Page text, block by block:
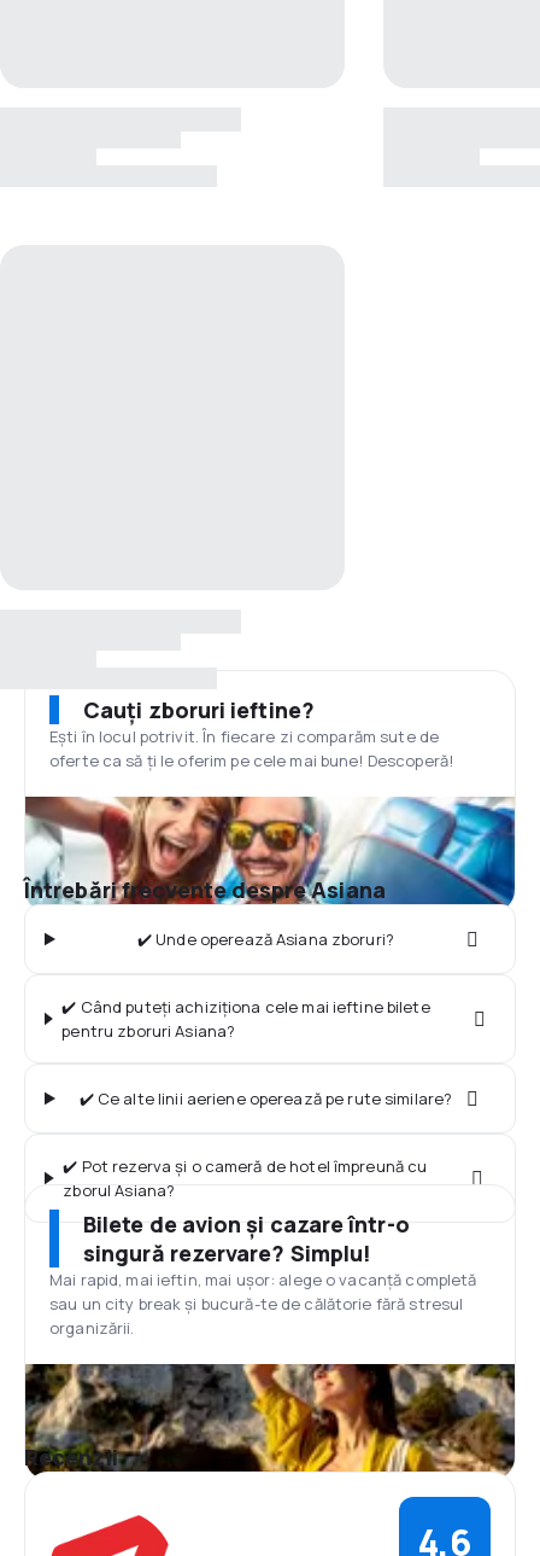
Cauți zboruri ieftine?
Ești în locul potrivit. În fiecare zi comparăm sute de
oferte ca să ți le oferim pe cele mai bune! Descoperă!
Întrebări frecvente despre Asiana
✔️ Unde operează Asiana zboruri?
✔️ Când puteți achiziționa cele mai ieftine bilete
pentru zboruri Asiana?
✔️ Ce alte linii aeriene operează pe rute similare?
✔️ Pot rezerva și o cameră de hotel împreună cu
zborul Asiana?
Bilete de avion și cazare într-o
singură rezervare? Simplu!
Mai rapid, mai ieftin, mai ușor: alege o vacanță completă
sau un city break și bucură-te de călătorie fără stresul
organizării.
Recenzii
4,6